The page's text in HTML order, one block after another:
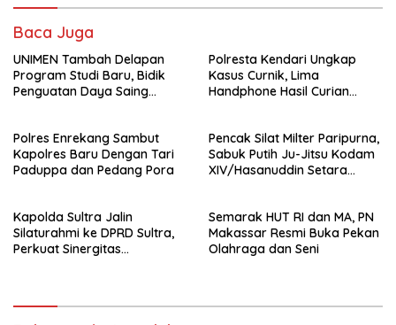
Baca Juga
UNIMEN Tambah Delapan
Program Studi Baru, Bidik
Penguatan Daya Saing
Polresta Kendari Ungkap
Kasus Curnik, Lima
Handphone Hasil Curian
Polres Enrekang Sambut
Kapolres Baru Dengan Tari
Paduppa dan Pedang Pora
Pencak Silat Milter Paripurna,
Sabuk Putih Ju-Jitsu Kodam
XIV/Hasanuddin Setara
Kapolda Sultra Jalin
Silaturahmi ke DPRD Sultra,
Perkuat Sinergitas
Semarak HUT RI dan MA, PN
Makassar Resmi Buka Pekan
Olahraga dan Seni